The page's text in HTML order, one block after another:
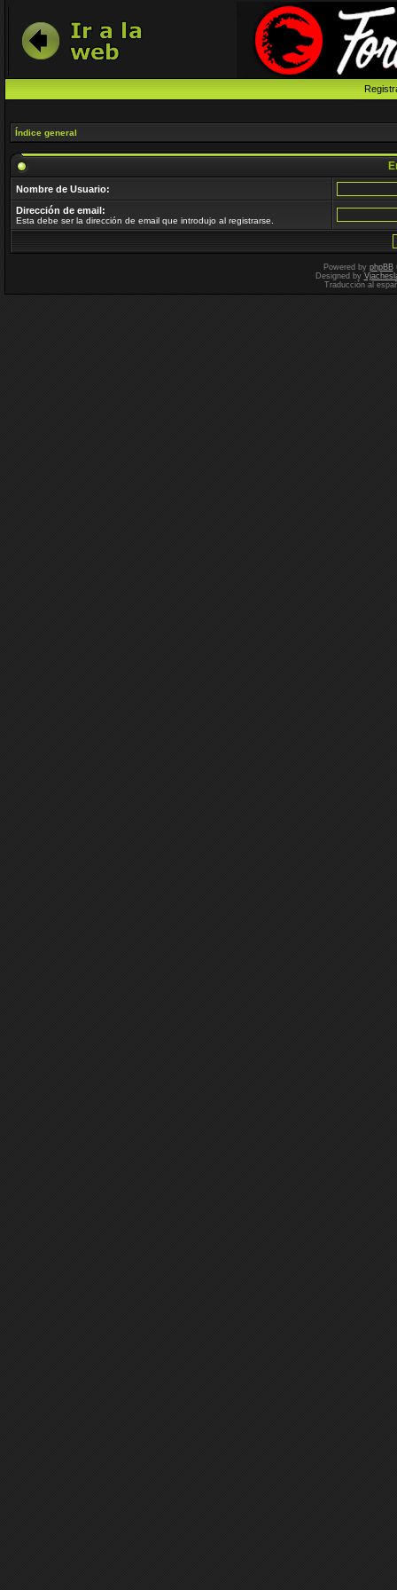
Índice general
Nombre de Usuario:
Dirección de email:
Esta debe ser la dirección de email que introdujo al registrarse.
Powered by phpBB
Designed by
Traducción al